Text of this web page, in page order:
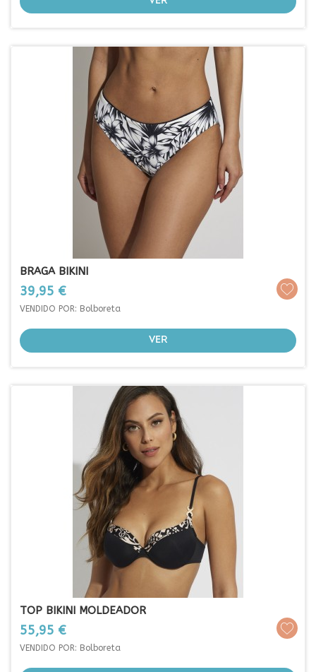
BRAGA BIKINI
Prezo
39,95 €
VENDIDO POR: Bolboreta
VER
TOP BIKINI MOLDEADOR
Prezo
55,95 €
VENDIDO POR: Bolboreta